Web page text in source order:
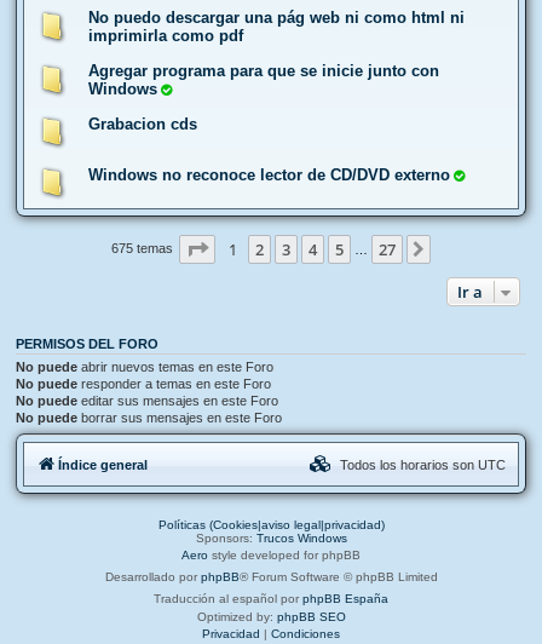
No puedo descargar una pág web ni como html ni
imprimirla como pdf
Agregar programa para que se inicie junto con
Windows
Grabacion cds
Windows no reconoce lector de CD/DVD externo
675 temas Página de 27
1 2 3 4 5 27
Ir a
PERMISOS DEL FORO
No puede abrir nuevos temas en este Foro
No puede responder a temas en este Foro
No puede editar sus mensajes en este Foro
No puede borrar sus mensajes en este Foro
Índice general Todos los horarios son UTC
Políticas (Cookies|aviso legal|privacidad)
Sponsors: Trucos Windows
Aero style developed for phpBB
Desarrollado por phpBB® Forum Software © phpBB Limited
Traducción al español por phpBB España
Optimized by: phpBB SEO
Privacidad | Condiciones